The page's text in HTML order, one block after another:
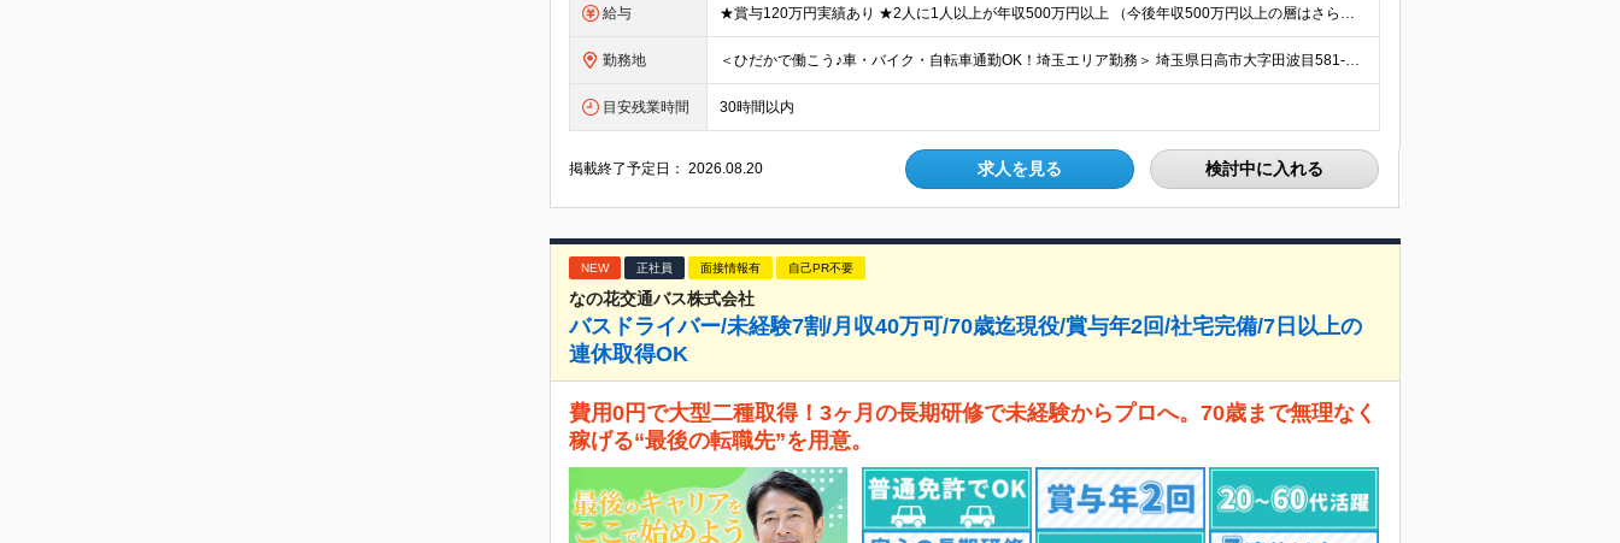
給与 ★賞与120万円実績あり ★2人に1人以上が年収500万円以上 （今後年収500万円以上の層はさらに増える予定。年収500万円以下は多くが直近入社者） ★賞与支給実績120万円あり ★免許取得にかかる
勤務地 ＜ひだかで働こう♪車・バイク・自転車通勤OK！埼玉エリア勤務＞ 埼玉県日高市大字田波目581-3（日高市役所の近く） └転勤なし！ └通勤費上限3万円まで支給 └駐車場完備 【社員の方のお住まい先】
目安残業時間 30時間以内
掲載終了予定日：2026.08.20 求人を見る 検討中に入れる
NEW 正社員 面接情報有 自己PR不要
なの花交通バス株式会社
バスドライバー/未経験7割/月収40万可/70歳迄現役/賞与年2回/社宅完備/7日以上の
連休取得OK
費用0円で大型二種取得！3ヶ月の長期研修で未経験からプロへ。70歳まで無理なく
稼げる“最後の転職先”を用意。